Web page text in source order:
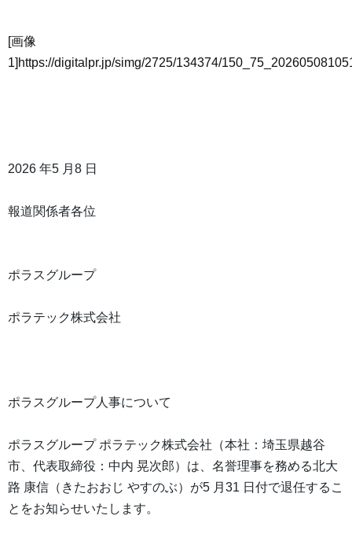
[画像
1]https://digitalpr.jp/simg/2725/134374/
2026 年5 月8 日
報道関係者各位
ポラスグループ
ポラテック株式会社
ポラスグループ人事について
ポラスグループ ポラテック株式会社（本社：埼玉県越谷
市、代表取締役：中内 晃次郎）は、名誉理事を務める北大
路 康信（きたおおじ やすのぶ）が5 月31 日付で退任するこ
とをお知らせいたします。